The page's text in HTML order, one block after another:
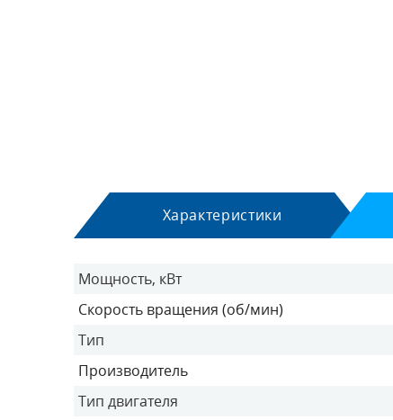
Характеристики
Мощность, кВт
Скорость вращения (об/мин)
Тип
Производитель
Тип двигателя